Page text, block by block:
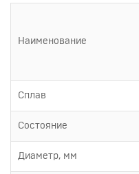
Наименование
Сплав
Состояние
Диаметр, мм